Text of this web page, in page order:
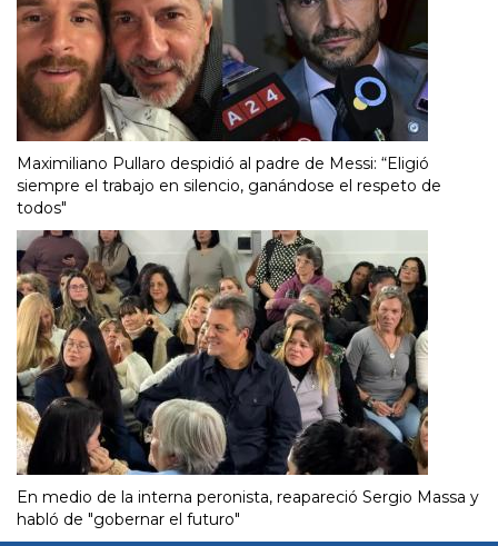
Maximiliano Pullaro despidió al padre de Messi: “Eligió
siempre el trabajo en silencio, ganándose el respeto de
todos"
En medio de la interna peronista, reapareció Sergio Massa y
habló de "gobernar el futuro"